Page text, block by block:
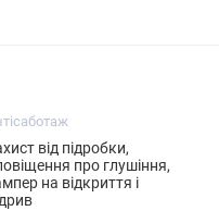
від підробки,
про глушіння,
на відкриття і